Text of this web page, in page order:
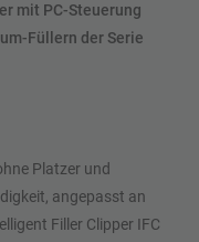
mit PC-Steuerung
Füllern der Serie
Platzer und
angepasst an
Filler Clipper IFC